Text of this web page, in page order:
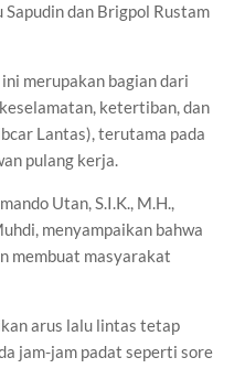
dan Brigpol Rustam
merupakan bagian dari
ketertiban, dan
Lantas), terutama pada
pulang kerja.
Utan, S.I.K., M.H.,
menyampaikan bahwa
membuat masyarakat
arus lalu lintas tetap
jam-jam padat seperti sore